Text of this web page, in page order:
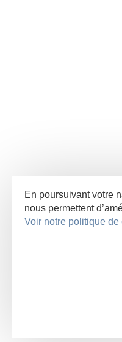
En poursuivant votre
nous permettent
Voir notre politique